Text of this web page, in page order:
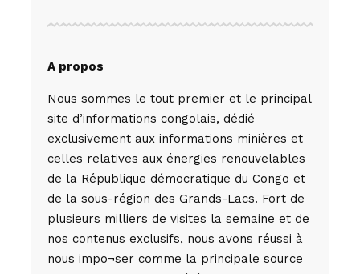
A propos
Nous sommes le tout premier et le principal
site d’informations congolais, dédié
exclusivement aux informations minières et
celles relatives aux énergies renouvelables
de la République démocratique du Congo et
de la sous-région des Grands-Lacs. Fort de
plusieurs milliers de visites la semaine et de
nos contenus exclusifs, nous avons réussi à
nous impo¬ser comme la principale source